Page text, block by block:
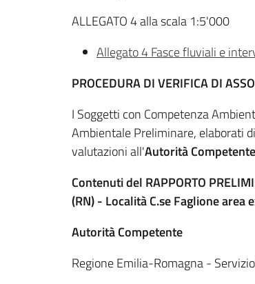
ALLEGATO 4 alla scala 1:5'000
Allegato 4 Fasce fluviali e
PROCEDURA DI VERIFICA DI
I Soggetti con Competenza
Ambientale Preliminare, elaborati
valutazioni all'Autorità Competente
Contenuti del RAPPORTO
(RN) - Località C.se Faglione
Autorità Competente
Regione Emilia-Romagna -